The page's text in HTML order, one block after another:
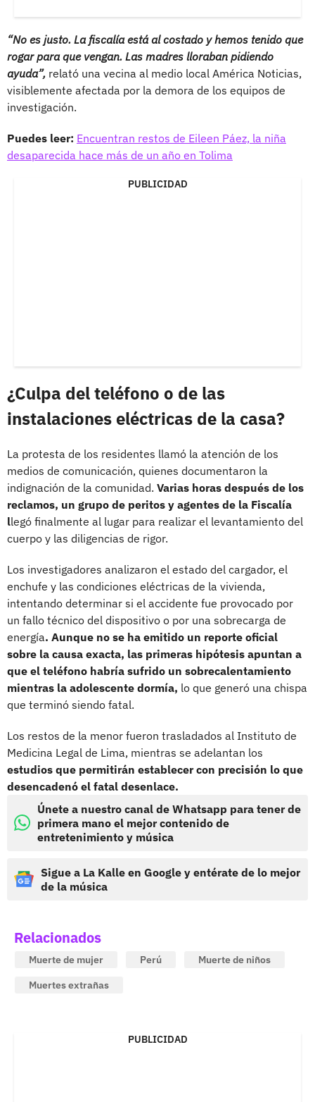
“No es justo. La fiscalía está al costado y hemos tenido que
rogar para que vengan. Las madres lloraban pidiendo
ayuda”, relató una vecina al medio local América Noticias,
visiblemente afectada por la demora de los equipos de
investigación.
Puedes leer: Encuentran restos de Eileen Páez, la niña
desaparecida hace más de un año en Tolima
PUBLICIDAD
¿Culpa del teléfono o de las
instalaciones eléctricas de la casa?
La protesta de los residentes llamó la atención de los
medios de comunicación, quienes documentaron la
indignación de la comunidad. Varias horas después de los
reclamos, un grupo de peritos y agentes de la Fiscalía
llegó finalmente al lugar para realizar el levantamiento del
cuerpo y las diligencias de rigor.
Los investigadores analizaron el estado del cargador, el
enchufe y las condiciones eléctricas de la vivienda,
intentando determinar si el accidente fue provocado por
un fallo técnico del dispositivo o por una sobrecarga de
energía. Aunque no se ha emitido un reporte oficial
sobre la causa exacta, las primeras hipótesis apuntan a
que el teléfono habría sufrido un sobrecalentamiento
mientras la adolescente dormía, lo que generó una chispa
que terminó siendo fatal.
Los restos de la menor fueron trasladados al Instituto de
Medicina Legal de Lima, mientras se adelantan los
estudios que permitirán establecer con precisión lo que
desencadenó el fatal desenlace.
Únete a nuestro canal de Whatsapp para tener de
primera mano el mejor contenido de
entretenimiento y música
Sigue a La Kalle en Google y entérate de lo mejor
de la música
Relacionados
Muerte de mujer Perú
Muerte de niños
Muertes extrañas
PUBLICIDAD